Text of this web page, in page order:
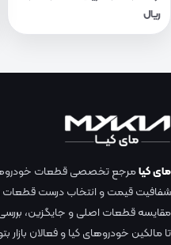
ریال
مای کیامرجع تخصصی قطعات
شفافیت قیمت و انتخاب درست قطعات
مقایسه قطعات اصلی و جایگزین،
تا مالکین خودروهای کیا و فعالان بازار